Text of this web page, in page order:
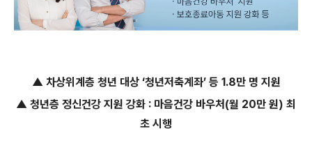
▲ 차상위계층 청년 대상 ‘청년저축계좌’ 등 1.8만 명 지원
▲ 청년층 정신건강 지원 강화 : 마음건강 바우처(월 20만 원) 최
초 시행